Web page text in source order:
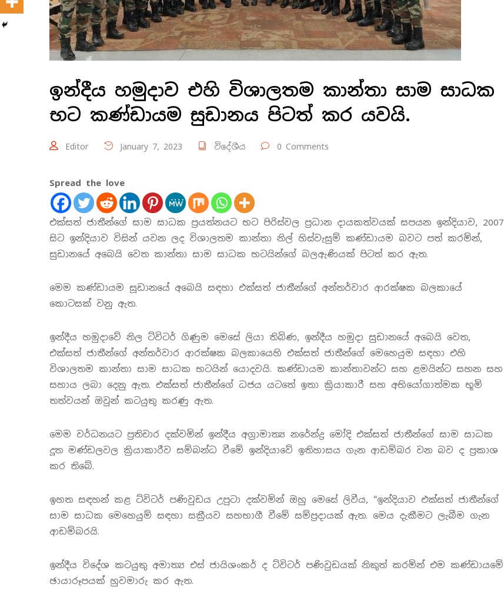
ඉන්දීය හමුදාව එහි විශාලතම කාන්තා සාම සාධක
භට කණ්ඩායම සුඩානය පිටත් කර යවයි.
Editor January 7, 2023 විදේශීය 0 Comments
Spread the love
එක්සත් ජාතීන්ගේ සාම සාධක ප්‍රයත්නයට භට පිරිස්වල ප්‍රධාන දායකත්වයක් සපයන ඉන්දියාව, 2007
සිට ඉන්දියාව විසින් යවන ලද විශාලතම කාන්තා නිල් හිස්වැසුම් කණ්ඩායම බවට පත් කරමින්,
සුඩානයේ අබෙයි වෙත කාන්තා සාම සාධක භටයින්ගේ බලඇණියක් පිටත් කර ඇත.
මෙම කණ්ඩායම සූඩානයේ අබෙයි සඳහා එක්සත් ජාතීන්ගේ අන්තර්වාර ආරක්ෂක බලකායේ
කොටසක් වනු ඇත.
ඉන්දීය හමුදාවේ නිල ට්විටර් ගිණුම මෙසේ ලියා තිබිණ, ඉන්දීය හමුදා සුඩානයේ අබෙයි වෙත,
එක්සත් ජාතීන්ගේ අන්තර්වාර ආරක්ෂක බලකායෙහි එක්සත් ජාතීන්ගේ මෙහෙයුම සඳහා එහි
විශාලතම කාන්තා සාම සාධක භටයින් යොදවයි. කණ්ඩායම කාන්තාවන්ට සහ ළමයින්ට සහන සහ
සහාය ලබා දෙනු ඇත. එක්සත් ජාතීන්ගේ ධජය යටතේ ඉතා ක්‍රියාකාරී සහ අභියෝගාත්මක භූමි
තත්වයන් ඔවුන් කටයුතු කරණු ඇත.
මෙම වර්ධනයට ප්‍රතිචාර දක්වමින් ඉන්දීය අග්‍රාමාත්‍ය නරේන්ද්‍ර මෝදි එක්සත් ජාතීන්ගේ සාම සාධක
දූත මණ්ඩලවල ක්‍රියාකාරීව සම්බන්ධ වීමේ ඉන්දියාවේ ඉතිහාසය ගැන ආඩම්බර වන බව ද ප්‍රකාශ
කර තිබේ.
ඉහත සඳහන් කළ ට්විටර් පණිවුඩය උපුටා දක්වමින් ඔහු මෙසේ ලිවීය, “ඉන්දියාව එක්සත් ජාතීන්ගේ
සාම සාධක මෙහෙයුම් සඳහා සක්‍රීයව සහභාගී වීමේ සම්ප්‍රදායක් ඇත. මෙය දැකීමට ලැබීම ගැන
ආඩම්බරයි.
ඉන්දීය විදේශ කටයුතු අමාත්‍ය එස් ජායිශංකර් ද ට්විටර් පණිවුඩයක් නිකුත් කරමින් එම කණ්ඩායමේ
ඡායාරූපයක් හුවමාරු කර ඇත.